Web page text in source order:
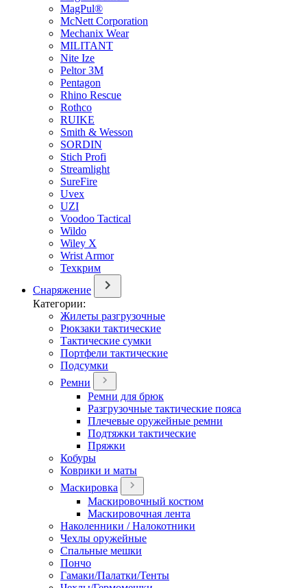
MagPul®
McNett Corporation
Mechanix Wear
MILITANT
Nite Ize
Peltor 3M
Pentagon
Rhino Rescue
Rothco
RUIKE
Smith & Wesson
SORDIN
Stich Profi
Streamlight
SureFire
Uvex
UZI
Voodoo Tactical
Wildo
Wiley X
Wrist Armor
Техкрим
Снаряжение
Категории:
Жилеты разгрузочные
Рюкзаки тактические
Тактические сумки
Портфели тактические
Подсумки
Ремни
Ремни для брюк
Разгрузочные тактические пояса
Плечевые оружейные ремни
Подтяжки тактические
Пряжки
Кобуры
Коврики и маты
Маскировка
Маскировочный костюм
Маскировочная лента
Наколенники / Налокотники
Чехлы оружейные
Спальные мешки
Пончо
Гамаки/Палатки/Тенты